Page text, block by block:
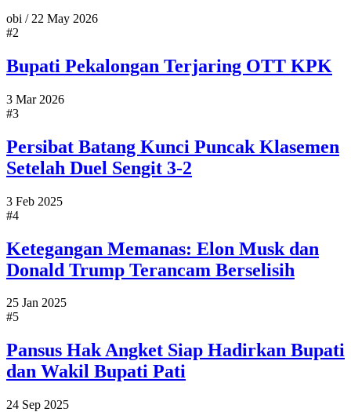
obi / 22 May 2026
#2
Bupati Pekalongan Terjaring OTT KPK
3 Mar 2026
#3
Persibat Batang Kunci Puncak Klasemen
Setelah Duel Sengit 3-2
3 Feb 2025
#4
Ketegangan Memanas: Elon Musk dan
Donald Trump Terancam Berselisih
25 Jan 2025
#5
Pansus Hak Angket Siap Hadirkan Bupati
dan Wakil Bupati Pati
24 Sep 2025